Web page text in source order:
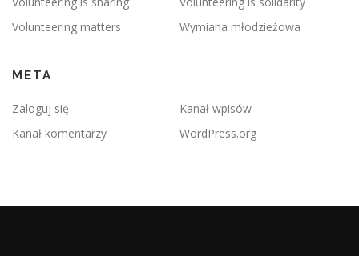
Volunteering matters
Wymiana młodzieżowa
META
Zaloguj się
Kanał wpisów
Kanał komentarzy
WordPress.org